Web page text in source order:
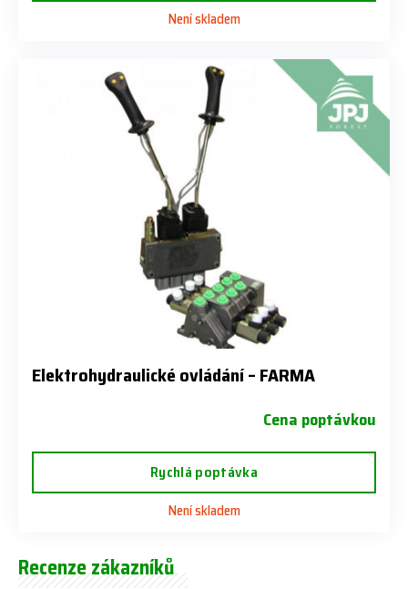
Není skladem
Elektrohydraulické ovládání – FARMA
Cena poptávkou
Rychlá poptávka
Není skladem
Recenze zákazníků